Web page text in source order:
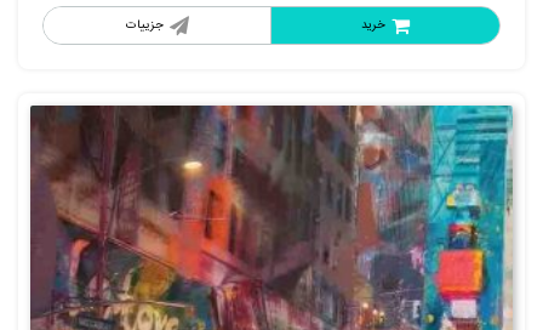
جزییات خرید